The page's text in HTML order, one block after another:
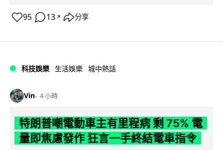
95 13 ↗ 分享
科技娛樂 生活娛樂 城中熱話
Vin 4 小時
特朗普嘲電動車主有里程病 剩 75% 電
量即焦慮發作 狂言一手終結電車指令